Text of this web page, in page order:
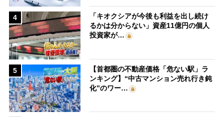
4
「キオクシアが今後も利益を出し続け
るかは分からない」資産11億円の個人
投資家が…
5
【首都圏の不動産価格「危ない駅」ラ
ンキング】“中古マンション売れ行き鈍
化”のワー…